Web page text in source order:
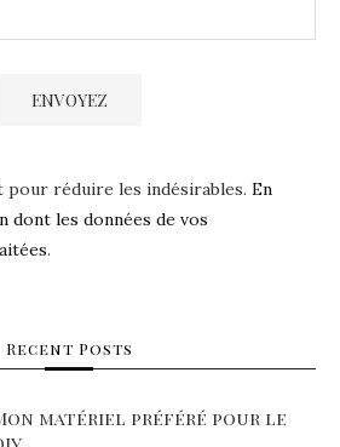
pour réduire les indésirables. En
dont les données de vos
.
Recent Posts
matériel préféré pour le